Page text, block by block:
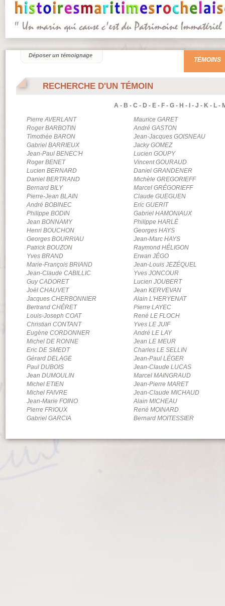
RECHERCHE D'UN TÉMOIN
A - B - C - D - E - F - G - H - - J - K - L -
PierreAVERLANT Maurice GARET
RogerBARBOTIN André GASTON
Timothée BARON Jean-Jacques GOISNEAU
Gabriel BARRIEUX JackyGOMEZ
Jean-Paul BENEC'H Lucien GOUPY
RogerBENET VincentGOURAUD
Lucien BERNARD Daniel GRANDENER
Daniel BERTRAND Michèle GREGORIEFF
Bernard BILY Marcel GRÉGORIEFF
Pierre-Jean BLAIN Claude GUEGUEN
André BOBINEC Eric GUERIT
Philippe BODIN Gabriel HAMONIAUX
Jean BONNAMY Philippe HARLÉ
Henri BOUCHON Georges HAYS
Georges BOURRIAU Jean-Marc HAYS
Patrick BOUZON Raymond HÉLIGON
Yves BRAND Erwan JÉGO
Marie-François BRIAND Jean-Louis JEZÉQUEL
Jean-Claude CABILLIC Yves JONCOUR
GuyCADORET Lucien JOUBERT
Joël CHAUVET Jean KERVEVAN
Jacques CHERBONNIER Alain L'HERYENAT
Bertrand CHÉRET Pierre LAYEC
Louis-Joseph COAT René LE FLOCH
Christian CONTANT Yves LE JUIF
Eugène CORDONNER André LE LAY
Michel DE RONNE Jean LE MEUR
Eric DE SMEDT Charles LE SELLIN
Gérard DELAGE Jean-Paul LÉGER
Paul DUBOIS Jean-Claude LUCAS
Jean DUMOULIN Marcel MAINGRAUD
Michel ETIEN Jean-Pierre MARET
Michel FAIVRE Jean-Claude MICHAUD
Jean-Marie FOINO Alain MICHEAU
Pierre FRIOUX René MOINARD
Gabriel GARCIA Bernard MOITESSIER
TÉMOINS
Déposer un témoignage